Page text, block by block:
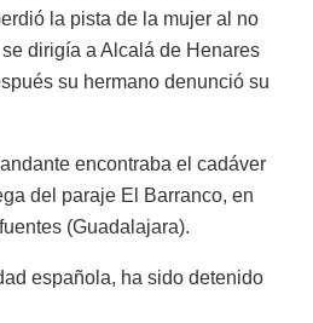
la pista de la mujer al no
dirigía a Alcalá de Henares
su hermano denunció su
encontraba el cadáver
del paraje El Barranco, en
(Guadalajara).
española, ha sido detenido